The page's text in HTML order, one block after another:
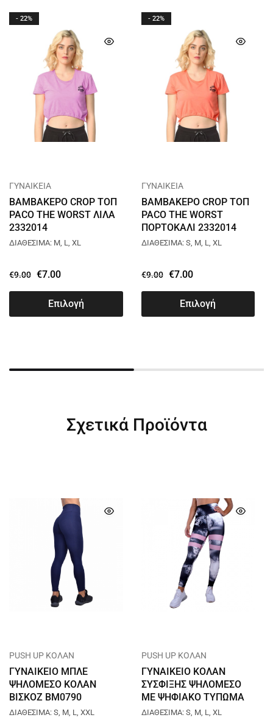
- 22%
ΓΥΝΑΙΚΕΙΑ
ΒΑΜΒΑΚΕΡΟ CROP ΤΟΠ
PACO THE WORST ΛΙΛΑ
2332014
ΔΙΑΘΕΣΙΜΑ: M, L, XL
€9.00 €7.00
Επιλογή
- 22%
ΓΥΝΑΙΚΕΙΑ
ΒΑΜΒΑΚΕΡΟ CROP ΤΟΠ
PACO THE WORST
ΠΟΡΤΟΚΑΛΙ 2332014
ΔΙΑΘΕΣΙΜΑ: S, M, L, XL
€9.00 €7.00
Επιλογή
Σχετικά Προϊόντα
PUSH UP ΚΟΛΑΝ
ΓΥΝΑΙΚΕΙΟ ΜΠΛΕ
ΨΗΛΟΜΕΣΟ ΚΟΛΑΝ
ΒΙΣΚΟΖ BM0790
ΔΙΑΘΕΣΙΜΑ: S, M, L, XXL
PUSH UP ΚΟΛΑΝ
ΓΥΝΑΙΚΕΙΟ ΚΟΛΑΝ
ΣΥΣΦΙΞΗΣ ΨΗΛΟΜΕΣΟ
ΜΕ ΨΗΦΙΑΚΟ ΤΥΠΩΜΑ
L044
ΔΙΑΘΕΣΙΜΑ: S, M, L, XL